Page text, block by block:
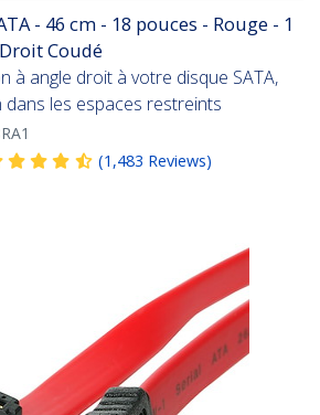
- 46 cm - 18 pouces - Rouge - 1
Coudé
à angle droit à votre disque SATA,
les espaces restreints
(1,483 Reviews)